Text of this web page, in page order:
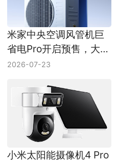
米家中央空调风管机巨
省电Pro开启预售，大3
匹和大4匹怎么选
2026-07-23
小米太阳能摄像机4 Pro